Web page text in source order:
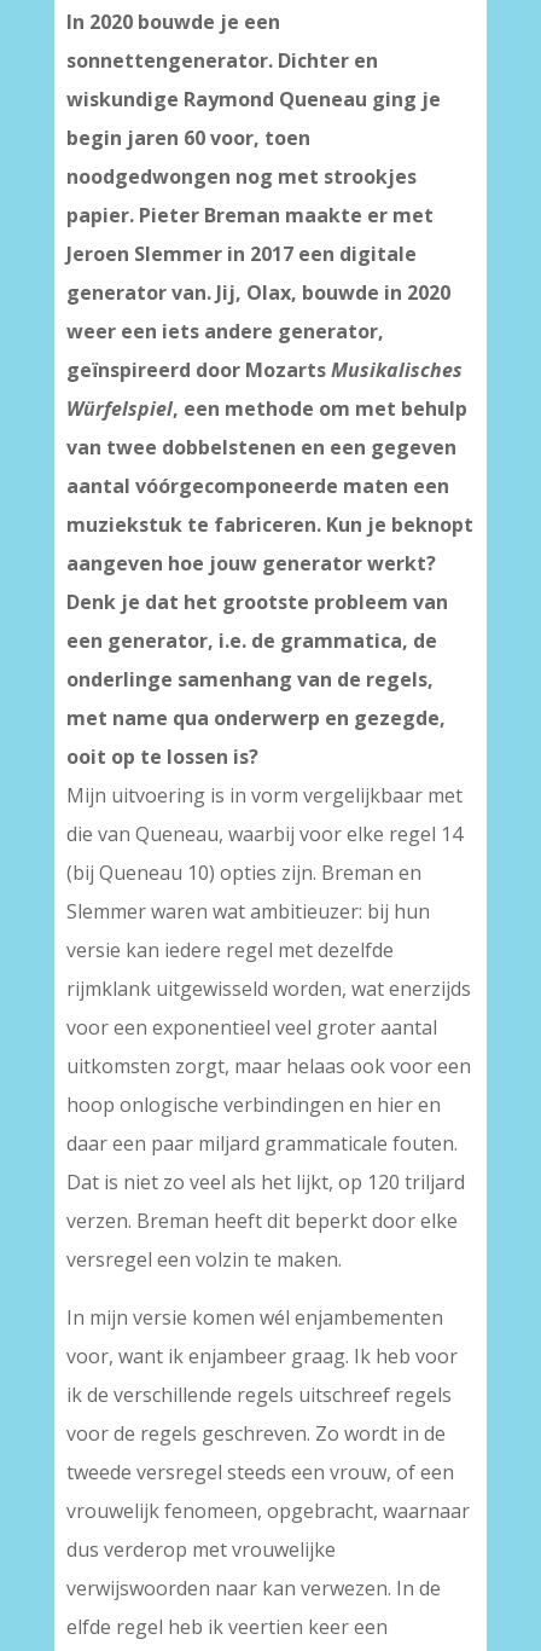
In 2020 bouwde je een
sonnettengenerator. Dichter en
wiskundige Raymond Queneau ging je
begin jaren 60 voor, toen
noodgedwongen nog met strookjes
papier. Pieter Breman maakte er met
Jeroen Slemmer in 2017 een digitale
generator van. Jij, Olax, bouwde in 2020
weer een iets andere generator,
geïnspireerd door MozartsMusikalisches
Würfelspiel, een methode om met behulp
van twee dobbelstenen en een gegeven
aantal vóórgecomponeerde maten een
muziekstuk te fabriceren. Kun je beknopt
aangeven hoe jouw generator werkt?
Denk je dat het grootste probleem van
een generator, i.e. de grammatica, de
onderlinge samenhang van de regels,
met name qua onderwerp en gezegde,
ooit op te lossen is?
Mijn uitvoering is in vorm vergelijkbaar met
die van Queneau, waarbij voor elke regel 14
(bij Queneau 10) opties zijn. Breman en
Slemmer waren wat ambitieuzer: bij hun
versie kan iedere regel met dezelfde
rijmklank uitgewisseld worden, wat enerzijds
voor een exponentieel veel groter aantal
uitkomsten zorgt, maar helaas ook voor een
hoop onlogische verbindingen en hier en
daar een paar miljard grammaticale fouten.
Dat is niet zo veel als het lijkt, op 120 triljard
verzen. Breman heeft dit beperkt door elke
versregel een volzin te maken.
In mijn versie komen wél enjambementen
voor, want ik enjambeer graag. Ik heb voor
ik de verschillende regels uitschreef regels
voor de regels geschreven. Zo wordt in de
tweede versregel steeds een vrouw, of een
vrouwelijk fenomeen, opgebracht, waarnaar
dus verderop met vrouwelijke
verwijswoorden naar kan verwezen. In de
elfde regel heb ik veertien keer een